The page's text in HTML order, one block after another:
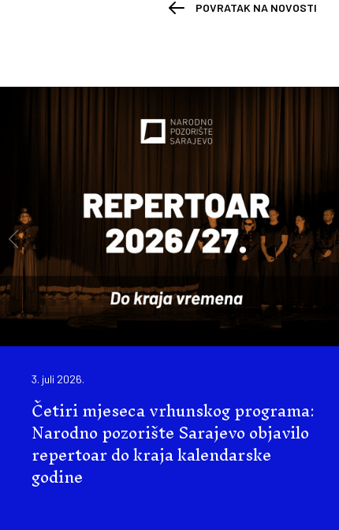
POVRATAK NA NOVOSTI
3. juli 2026.
Četiri mjeseca vrhunskog programa:
Narodno pozorište Sarajevo objavilo
repertoar do kraja kalendarske
godine